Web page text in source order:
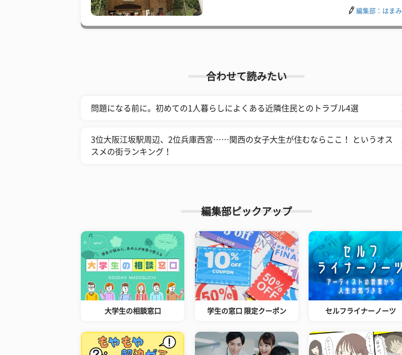
編集部：はまみ
合わせて読みたい
問題になる前に。初めての1人暮らしによくある近隣住民とのトラブル4選
3位大阪江坂駅周辺、2位兵庫西宮……関西の女子大生が住むならここ！ というオス
スメの街ランキング！
編集部ピックアップ
大学生の相談窓口 学生の窓口 限定クーポン セルフライナーノーツ